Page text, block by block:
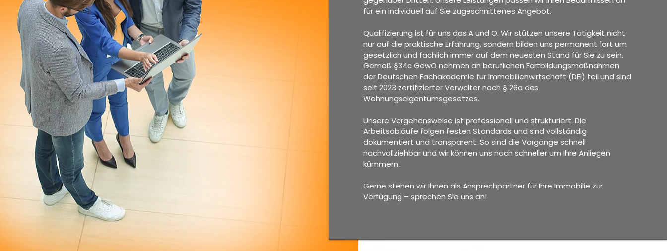
für ein individuell auf Sie zugeschnittenes Angebot.
Qualifizierung ist für uns das A und O. Wir stützen unsere Tätigkeit nicht
nur auf die praktische Erfahrung, sondern bilden uns permanent fort um
gesetzlich und fachlich immer auf dem neuesten Stand für Sie zu sein.
Gemäß §34c GewO nehmen an beruflichen Fortbildungsmaßnahmen
der Deutschen Fachakademie für Immobilienwirtschaft (DFI) teil und sind
seit 2023 zertifizierter Verwalter nach § 26a des
Wohnungseigentumsgesetzes.
Unsere Vorgehensweise ist professionell und strukturiert. Die
Arbeitsabläufe folgen festen Standards und sind vollständig
dokumentiert und transparent. So sind die Vorgänge schnell
nachvollziehbar und wir können uns noch schneller um Ihre Anliegen
kümmern.
Gerne stehen wir Ihnen als Ansprechpartner für Ihre Immobilie zur
Verfügung – sprechen Sie uns an!